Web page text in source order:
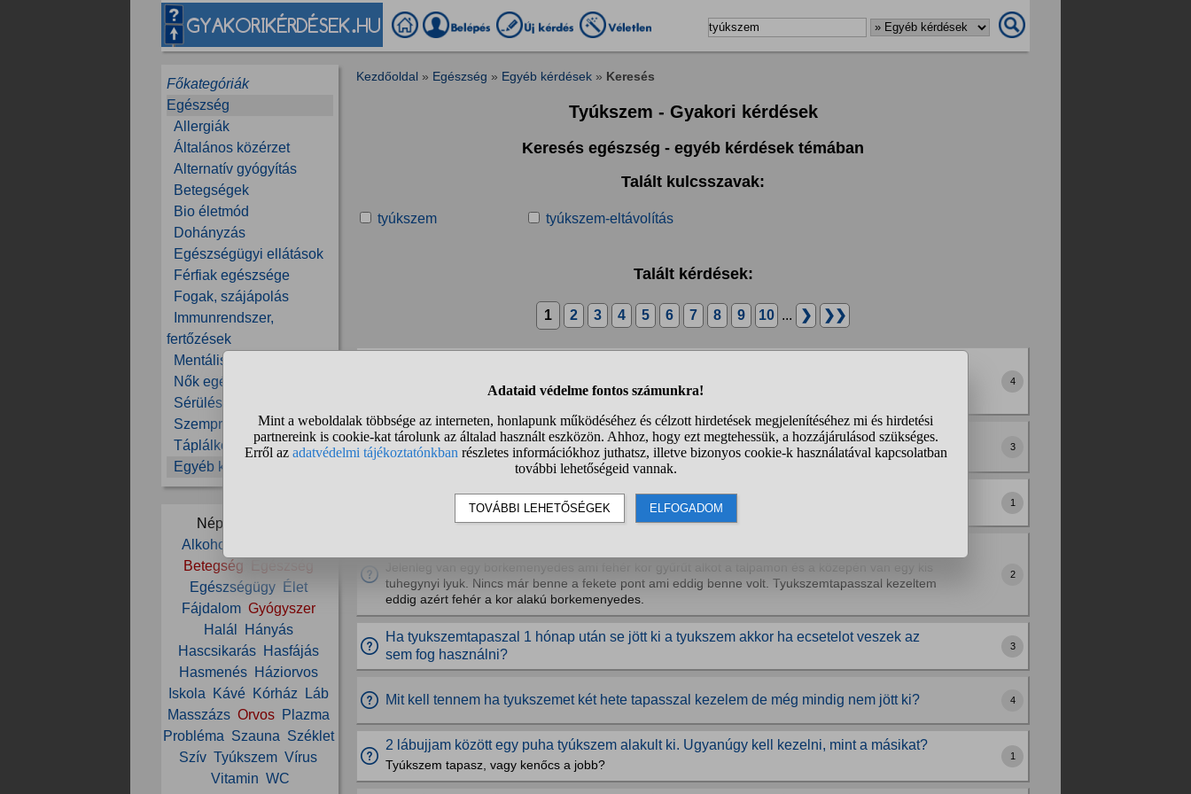
Főkategóriák
Egészség
Allergiák
Általános közérzet
Alternatív gyógyítás
Betegségek
Bio életmód
Dohányzás
Egészségügyi ellátások
Férfiak egészsége
Fogak, szájápolás
Immunrendszer,
fertőzések
Mentális egészség
Nők egészsége
Sérülések, balesetek
Szemproblémák
Táplálkozás
Egyéb kérdések
Népszerű témák:
Alkohol
Betegség
Egészségügy
Élet
Fájdalom Gyógyszer
Halál
Hányás
Hascsikarás
Hasfájás
Hasmenés
Háziorvos
Iskola
Kávé Kórház
Láb
Masszázs Orvos
Plazma
Probléma Szauna Széklet
Szív Tyúkszem Vírus
Vitamin WC
Kezdőoldal » Egészség » Egyéb kérdések » Keresés
Tyúkszem - Gyakori kérdések
Keresés egészség - egyéb kérdések témában
Talált kulcsszavak:
tyúkszem tyúkszem-eltávolítás
Talált kérdések:
1 2 3 4 5 6 7 8 9 10 ... ❯ ❯❯
Én mér kétszer voltam 2 hónap alatt, és megint elkezdett szúrni a talpamnál ugyanott. Lehet, hogy
nem a megfelelő pedikűröst választottam? A cipő nem okozhatja.
4
Akinek több éve volt tyúkszeme: hogy sikerült tőle megszabadulnotok?
Mennyi ideje volt meg? Leírnátok hogy oldódott meg, járt-e szövődménnyel, stb ?
3
A bőrgyógyászat a tyukszemet fogyasztással vagy kimetszessel távolítják el? 1
tuhegynyi lyuk. Nincs már benne a fekete pont ami eddig benne volt. Tyukszemtapasszal kezeltem
eddig azért fehér a kor alakú borkemenyedes.
2
Ha tyukszemtapaszal 1 hónap után se jött ki a tyukszem akkor ha ecsetelot veszek az
sem fog használni?
3
Mit kell tennem ha tyukszemet két hete tapasszal kezelem de még mindig nem jött ki? 4
2 lábujjam között egy puha tyúkszem alakult ki. Ugyanúgy kell kezelni, mint a másikat?
Tyúkszem tapasz, vagy kenőcs a jobb?
1